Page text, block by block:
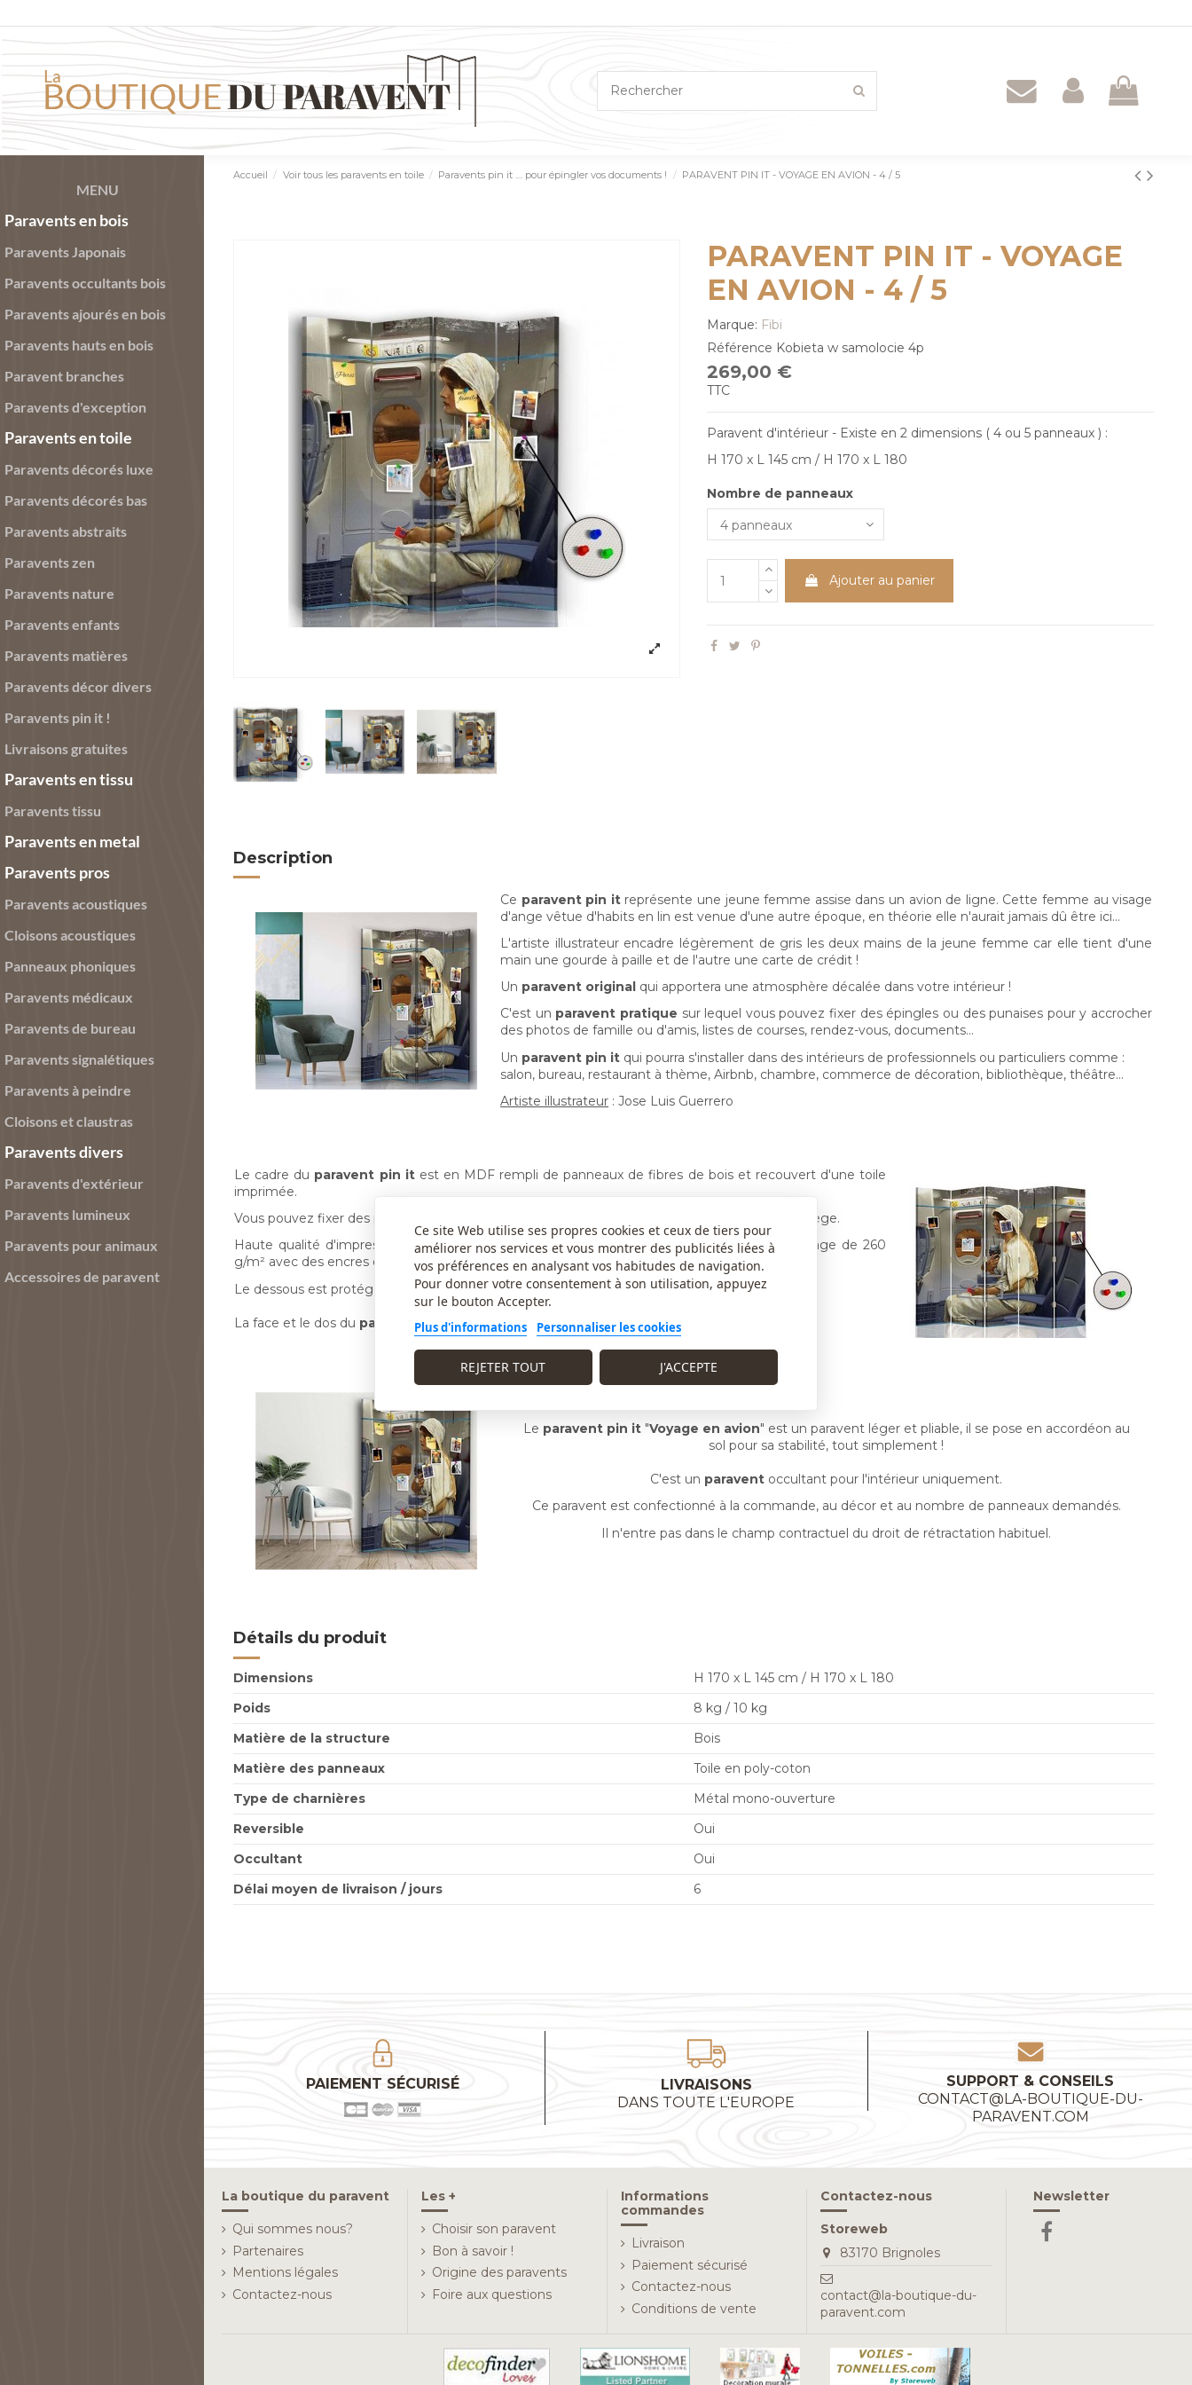
MENU
Paravents en bois
Paravents Japonais
Paravents occultants bois
Paravents ajourés en bois
Paravents hauts en bois
Paravent branches
Paravents d'exception
Paravents en toile
Paravents décorés luxe
Paravents décorés bas
Paravents abstraits
Paravents zen
Paravents nature
Paravents enfants
Paravents matières
Paravents décor divers
Paravents pin it !
Livraisons gratuites
Paravents en tissu
Paravents tissu
Paravents en metal
Paravents pros
Paravents acoustiques
Cloisons acoustiques
Panneaux phoniques
Paravents médicaux
Paravents de bureau
Paravents signalétiques
Paravents à peindre
Cloisons et claustras
Paravents divers
Paravents d'extérieur
Paravents lumineux
Paravents pour animaux
Accessoires de paravent
Accueil Voir tous les paravents en toile Paravents pin it .... pour épingler vos documents ! PARAVENT PIN IT - VOYAGE EN AVION - 4 / 5
PARAVENT PIN IT - VOYAGE
EN AVION - 4 / 5
Marque: Fibi
Référence Kobieta w samolocie 4p
269,00 €
TTC
Paravent d'intérieur - Existe en 2 dimensions ( 4 ou 5 panneaux ) :
H 170 x L 145 cm / H 170 x L 180
Nombre de panneaux
Ajouter au panier
Description
Ce paravent pin it représente une jeune femme assise dans un avion de ligne. Cette femme au visage
d'ange vêtue d'habits en lin est venue d'une autre époque, en théorie elle n'aurait jamais dû être ici...
L'artiste illustrateur encadre légèrement de gris les deux mains de la jeune femme car elle tient d'une
main une gourde à paille et de l'autre une carte de crédit !
Un paravent original qui apportera une atmosphère décalée dans votre intérieur !
C'est un paravent pratique sur lequel vous pouvez fixer des épingles ou des punaises pour y accrocher
des photos de famille ou d'amis, listes de courses, rendez-vous, documents...
Un paravent pin it qui pourra s'installer dans des intérieurs de professionnels ou particuliers comme :
salon, bureau, restaurant à thème, Airbnb, chambre, commerce de décoration, bibliothèque, théâtre...
Artiste illustrateur : Jose Luis Guerrero
Le cadre du paravent pin it est en MDF rempli de panneaux de fibres de bois et recouvert d'une toile
imprimée.
Vous pouvez fixer des punaises directement dans les panneaux, comme dans un tableau de liège.
Haute qualité d'impression : lesparavents pin it sont imprimés sur une toile d'un grammage de 260
g/m² avec des encres éco-solvants, ils sont inodores et non toxiques.
Le dessous est protégé par des patins de sol.
La face et le dos du paraventprésentent le même décor.
Le paravent pin it "Voyage en avion" est un paravent léger et pliable, il se pose en accordéon au
solpour sa stabilité, tout simplement !
C'est un paravent occultant pour l'intérieur uniquement.
Ce paravent est confectionné à la commande, au décor et au nombre de panneaux demandés.
Il n'entre pas dans le champ contractuel du droit de rétractation habituel.
Détails du produit
Dimensions
H 170 x L 145 cm / H 170 x L 180
Poids
8 kg / 10 kg
Matière de la structure
Bois
Matière des panneaux
Toile en poly-coton
Type de charnières
Métal mono-ouverture
Reversible
Oui
Occultant
Oui
Délai moyen de livraison / jours
6
PAIEMENT SÉCURISÉ
LIVRAISONS
DANS TOUTE L'EUROPE
SUPPORT & CONSEILS
CONTACT@LA-BOUTIQUE-DU-
PARAVENT.COM
La boutique du paravent
Qui sommes nous?
Partenaires
Mentions légales
Contactez-nous
Les +
Choisir son paravent
Bon à savoir !
Origine des paravents
Foire aux questions
Informations
commandes
Livraison
Paiement sécurisé
Contactez-nous
Conditions de vente
Contactez-nous
Storeweb
83170 Brignoles
contact@la-boutique-du-
paravent.com
Ce site Web utilise ses propres cookies et ceux de tiers pour
améliorer nos services et vous montrer des publicités liées à
vos préférences en analysant vos habitudes de navigation.
Pour donner votre consentement à son utilisation, appuyez
sur le bouton Accepter.
Plus d'informations Personnaliser les cookies
REJETER TOUT J'ACCEPTE
Newsletter